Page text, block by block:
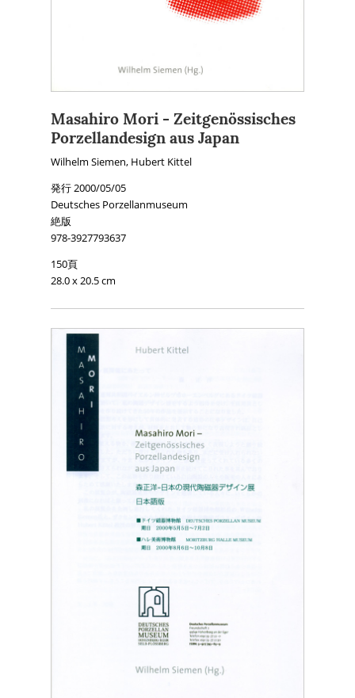
Masahiro Mori - Zeitgenössisches
Porzellandesign aus Japan
Wilhelm Siemen, Hubert Kittel
発行 2000/05/05
Deutsches Porzellanmuseum
絶版
978-3927793637
150頁
28.0 x 20.5 cm